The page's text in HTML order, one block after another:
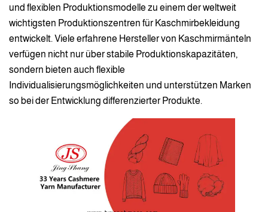
und flexiblen Produktionsmodelle zu einem der weltweit
wichtigsten Produktionszentren für Kaschmirbekleidung
entwickelt. Viele erfahrene Hersteller von Kaschmirmänteln
verfügen nicht nur über stabile Produktionskapazitäten,
sondern bieten auch flexible
Individualisierungsmöglichkeiten und unterstützen Marken
so bei der Entwicklung differenzierter Produkte.